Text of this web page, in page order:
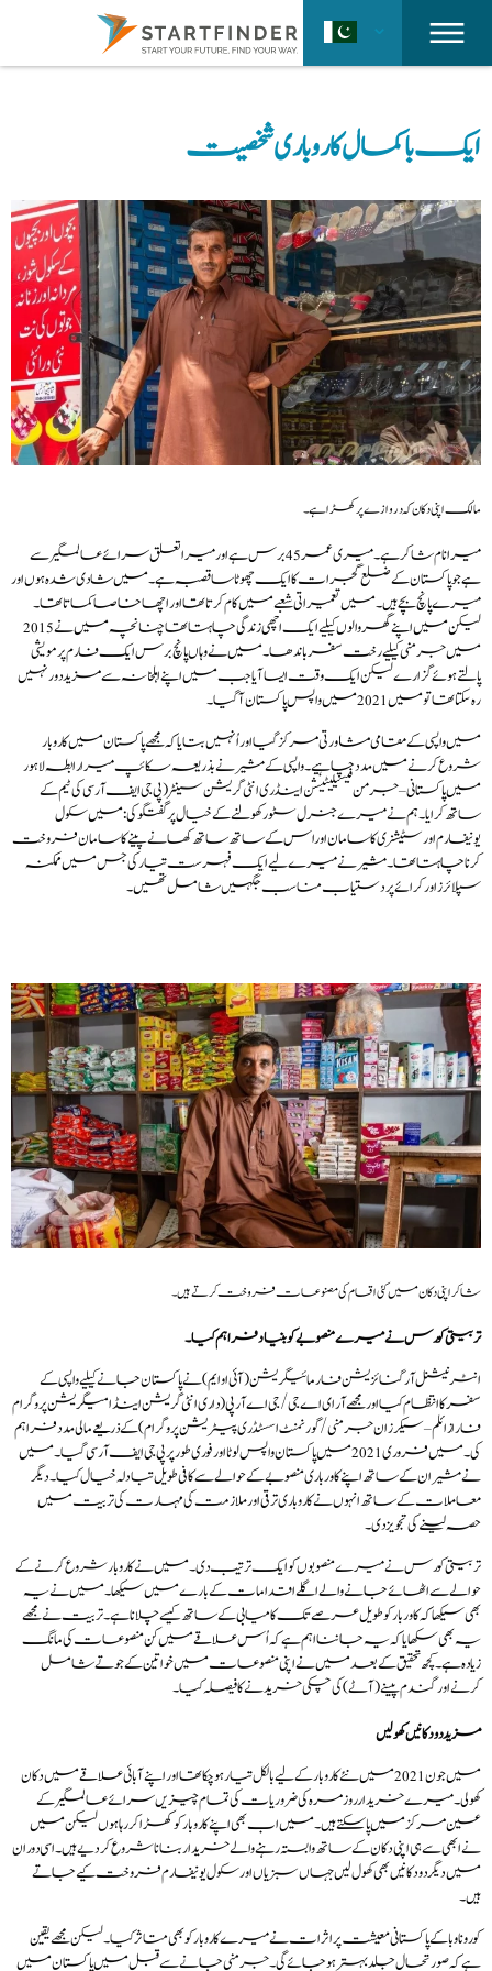
ایک باکمال کاروباری شخصیت
مالک اپنی دکان کہ دروازے پر کھڑا ہے۔
میرا نام شاکر ہے۔ میری عمر 45 برس ہے اور میرا تعلق سرائے عالمگیر سے
ہے جو پاکستان کے ضلع گجرات کا ایک چھوٹا سا قصبہ ہے۔ میں شادی شدہ ہوں اور
میرے پانچ بچے ہیں۔ میں تعمیراتی شعبے میں کام کرتا تھا اور اچھا خاصا کماتا تھا۔
لیکن میں اپنے گھر والوں کیلیے ایک اچھی زندگی چاہتا تھا چنانچہ میں نے 2015
میں جرمنی کیلیے رخت سفر باندھا۔ میں نے وہاں پانچ برس ایک فارم پر مویشی
پالتے ہوئے گزارے لیکن ایک وقت ایسا آیا جب میں اپنے اہلخانہ سے مزید دور نہیں
رہ سکتا تھا تو میں 2021 میں واپس پاکستان آگیا۔
میں واپسی کے مقامی مشاورتی مرکز گیا اور اُنہیں بتایا کہ مجھے پاکستان میں کاروبار
شروع کرنے میں مدد چاہیے۔ واپسی کے مشیر نے بذریعہ سکائپ میرا رابطہ لاہور
میں پاکستانی – جرمن فیسیلیٹیشن اینڈ ری انٹی گریشن سینٹر( پی جی ایف آر سی کی ٹیم کے
ساتھ کرایا۔ ہم نے میرے جنرل سٹور کھولنے کے خیال پر گفتگو کی: میں سکول
یونیفارم اور سٹیشنری کا سامان اور اس کے ساتھ ساتھ کھانے پینے کا سامان فروخت
کرنا چاہتا تھا۔ مشیر نے میرے لیے ایک فہرست تیار کی جس میں ممکنہ
سپلائرز اور کرائے پر دستیاب مناسب جگہیں شامل تھیں۔
شاکر اپنی دکان میں کئی اقسام کی مصنوعات فروخت کرتے ہیں۔
تربیتی کورس نے میرے منصوبے کو بنیاد فراہم کیا۔
انٹرنیشنل آرگنائزیشن فار مائیگریشن (آئی او ایم) نے پاکستان جانے کیلیے واپسی کے
سفر کا انتظام کیا اور مجھے آر ای اے جی/ جی اے آر پی(دا ری انٹی گریشن اینڈ امیگریشن پروگرام
فار ازائلم – سیکرز ان جرمنی / گورنمنٹ اسسٹڈ ری پیٹریشن پروگرام) کے ذریعےمالی مدد فراہم
کی۔ میں فروری 2021 میں پاکستان واپس لوٹا اور فوری طور پر پی جی ایف آر سی گیا۔ میں
نے مشیران کے ساتھ اپنے کاورباری منصوبے کے حوالے سے کافی طویل تبادلہ خیال کیا۔ دیگر
معاملات کے ساتھ انہوں نے کاروباری ترقی اور ملازمت کی مہارت کی تربیت میں
حصہ لینے کی تجویز دی۔
تربیتی کورس نے میرے منصوبوں کو ایک ترتیب دی۔ میں نے کاروبار شروع کرنے کے
حوالے سے اٹھائے جانے والے اگلے اقدامات کے بارے میں سیکھا۔ میں نے یہ
بھی سیکھا کہ کاوربار کو طویل عرصے تک کامیابی کے ساتھ کیسے چلانا ہے۔ تربیت نے مجھے
یہ بھی سکھایا کہ یہ جاننا اہم ہے کہ اُس علاقے میں کن منصوعات کی مانگ
زیادہ ہے۔ کچھ تحقیق کے بعد میں نے اپنی منصوعات میں خواتین کے جوتےشامل
کرنے اور گندم پیسنے(آٹے) کی چکی خریدنے کا فیصلہ کیا۔
مزید دو دکانیں کھولیں
میں جون 2021 میں نئے کاروبار کے لیے بالکل تیار ہو چکا تھا اور اپنے آبائی علاقے میں دکان
کھولی۔ میرے خریدار روز مرہ کی ضروریات کی تمام چیزیں سرائے عالمگیر کے
عین مرکز میں پا سکتے ہیں۔ میں اب بھی اپنے کاروبار کو کھڑا کررہا ہوں لیکن میں
نے ابھی سے ہی اپنی دکان کے ساتھ وابستہ رہنے والے خریدار بنانا شروع کردیے ہیں۔ اسی دوران
میں دیگر دو دکانیں بھی کھول لیں جہاں سبزیاں اور سکول یونیفارم فروخت کیے جاتے
ہیں۔
کورونا وبا کے پاکستانی معیشت پر اثرات نے میرے کاروبار کو بھی متاثر کیا۔ لیکن مجھے یقین
ہے کہ صورتحال جلد بہتر ہوجائے گی۔ جرمنی جانے سے قبل میں پاکستان میں